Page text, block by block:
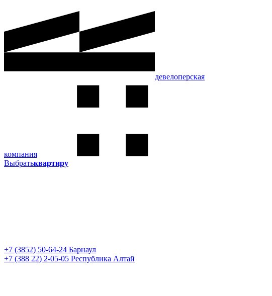
девелоперская
компания
Выбратьквартиру
+7 (3852) 50-64-24 Барнаул
+7 (388 22) 2-05-05 Республика Алтай